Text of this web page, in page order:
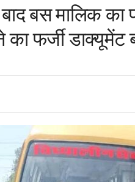
बस मालिक का
फर्जी डाक्यूमेंट